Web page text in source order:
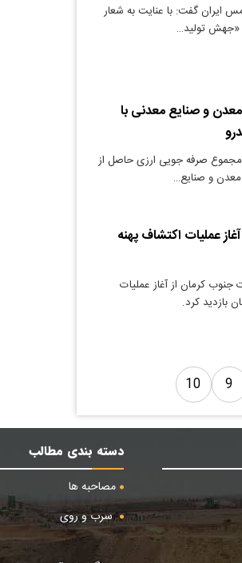
ایران گفت: با عنایت به شعار
«جهش تولید…
دلاری معدن و صنایع معدنی با
مجموع صرفه جویی ارزی حاصل از
و صنایع…
عملیات اکتشاف پهنه
کرمان از آغاز عملیات
بازدید کرد.
9
10
دسته بندی مطالب
مصاحبه ها
سرب و روی